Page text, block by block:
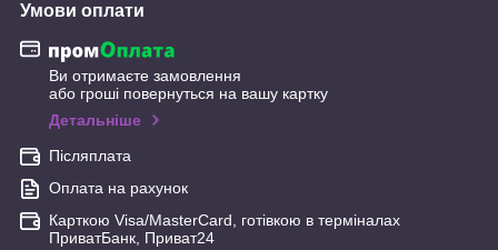
Умови оплати
Ви отримаєте замовлення
або гроші повернуться на вашу картку
Детальніше
Післяплата
Оплата на рахунок
Карткою Visa/MasterCard, готівкою в терміналах
ПриватБанк, Приват24